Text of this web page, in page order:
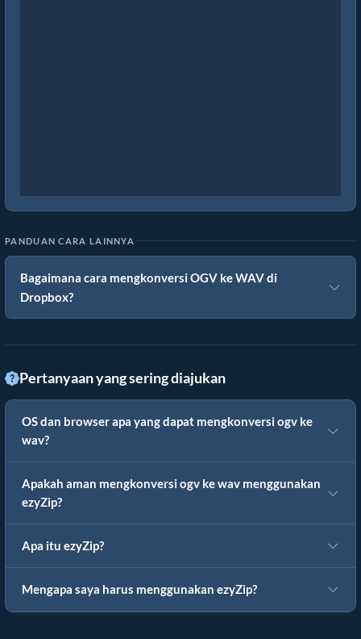
PANDUAN CARA LAINNYA
Bagaimana cara mengkonversi OGV ke WAV di
Dropbox?
Pertanyaan yang sering diajukan
OS dan browser apa yang dapat mengkonversi ogv ke
wav?
Apakah aman mengkonversi ogv ke wav menggunakan
ezyZip?
Apa itu ezyZip?
Mengapa saya harus menggunakan ezyZip?